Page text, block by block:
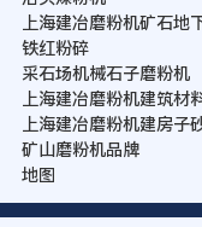
上海建冶磨粉机矿石地
铁红粉碎
采石场机械石子磨粉机
上海建冶磨粉机建筑材
上海建冶磨粉机建房子
矿山磨粉机品牌
地图